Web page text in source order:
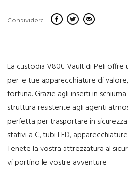
Condividere
La custodia V800 Vault di Peli
per le tue apparecchiature di
fortuna. Grazie agli inserti in
struttura resistente agli agenti
perfetta per trasportare in
stativi a C, tubi LED,
Tenete la vostra attrezzatura al
vi portino le vostre avventure.